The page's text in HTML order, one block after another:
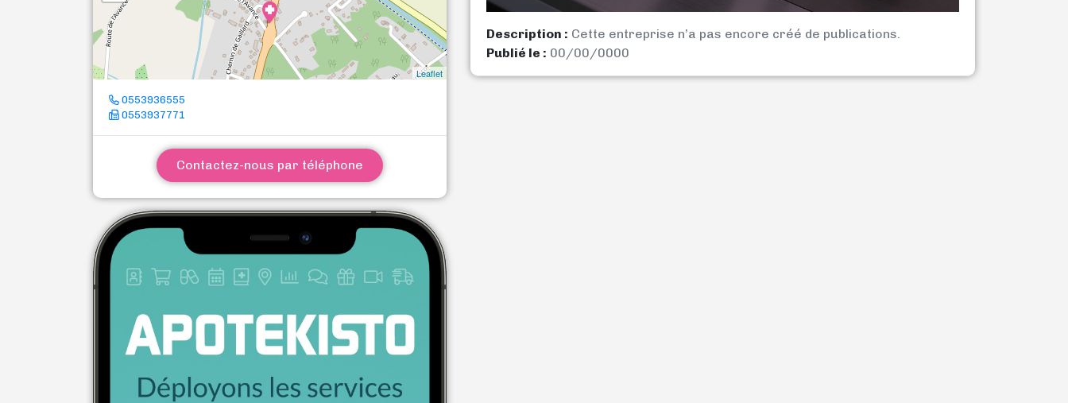
Leaflet
0553936555
0553937771
Contactez-nous par téléphone
Description : Cette entreprise n’a pas encore créé de publications.
Publié le : 00/00/0000